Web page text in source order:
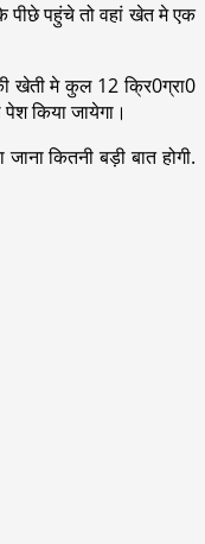
पीछे पहुंचे तो वहां खेत मे एक
खेती मे कुल 12 क्रि0ग्रा0
किया जायेगा।
कितनी बड़ी बात होगी.